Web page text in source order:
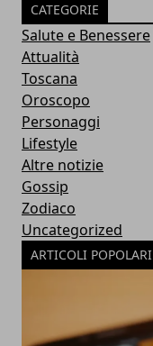
CATEGORIE
Salute e Benessere
Attualità
Toscana
Oroscopo
Personaggi
Lifestyle
Altre notizie
Gossip
Zodiaco
Uncategorized
ARTICOLI POPOLARI